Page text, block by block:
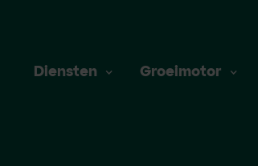
Diensten Groeimotor